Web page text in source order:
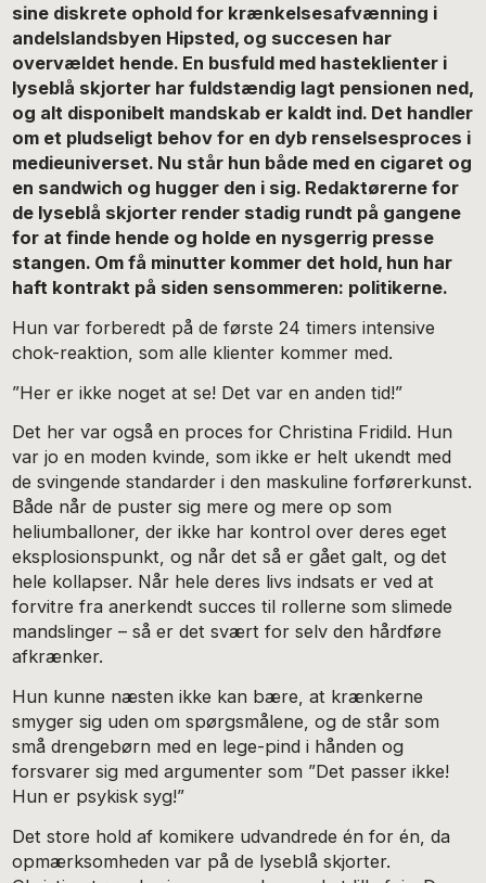
sine diskrete ophold for krænkelsesafvænning i
andelslandsbyen Hipsted, og succesen har
overvældet hende. En busfuld med hasteklienter i
lyseblå skjorter har fuldstændig lagt pensionen ned,
og alt disponibelt mandskab er kaldt ind. Det handler
om et pludseligt behov for en dyb renselsesproces i
medieuniverset. Nu står hun både med en cigaret og
en sandwich og hugger den i sig. Redaktørerne for
de lyseblå skjorter render stadig rundt på gangene
for at finde hende og holde en nysgerrig presse
stangen. Om få minutter kommer det hold, hun har
haft kontrakt på siden sensommeren: politikerne.
Hun var forberedt på de første 24 timers intensive
chok-reaktion, som alle klienter kommer med.
”Her er ikke noget at se! Det var en anden tid!”
Det her var også en proces for Christina Fridild. Hun
var jo en moden kvinde, som ikke er helt ukendt med
de svingende standarder i den maskuline forførerkunst.
Både når de puster sig mere og mere op som
heliumballoner, der ikke har kontrol over deres eget
eksplosionspunkt, og når det så er gået galt, og det
hele kollapser. Når hele deres livs indsats er ved at
forvitre fra anerkendt succes til rollerne som slimede
mandslinger – så er det svært for selv den hårdføre
afkrænker.
Hun kunne næsten ikke kan bære, at krænkerne
smyger sig uden om spørgsmålene, og de står som
små drengebørn med en lege-pind i hånden og
forsvarer sig med argumenter som ”Det passer ikke!
Hun er psykisk syg!”
Det store hold af komikere udvandrede én for én, da
opmærksomheden var på de lyseblå skjorter.